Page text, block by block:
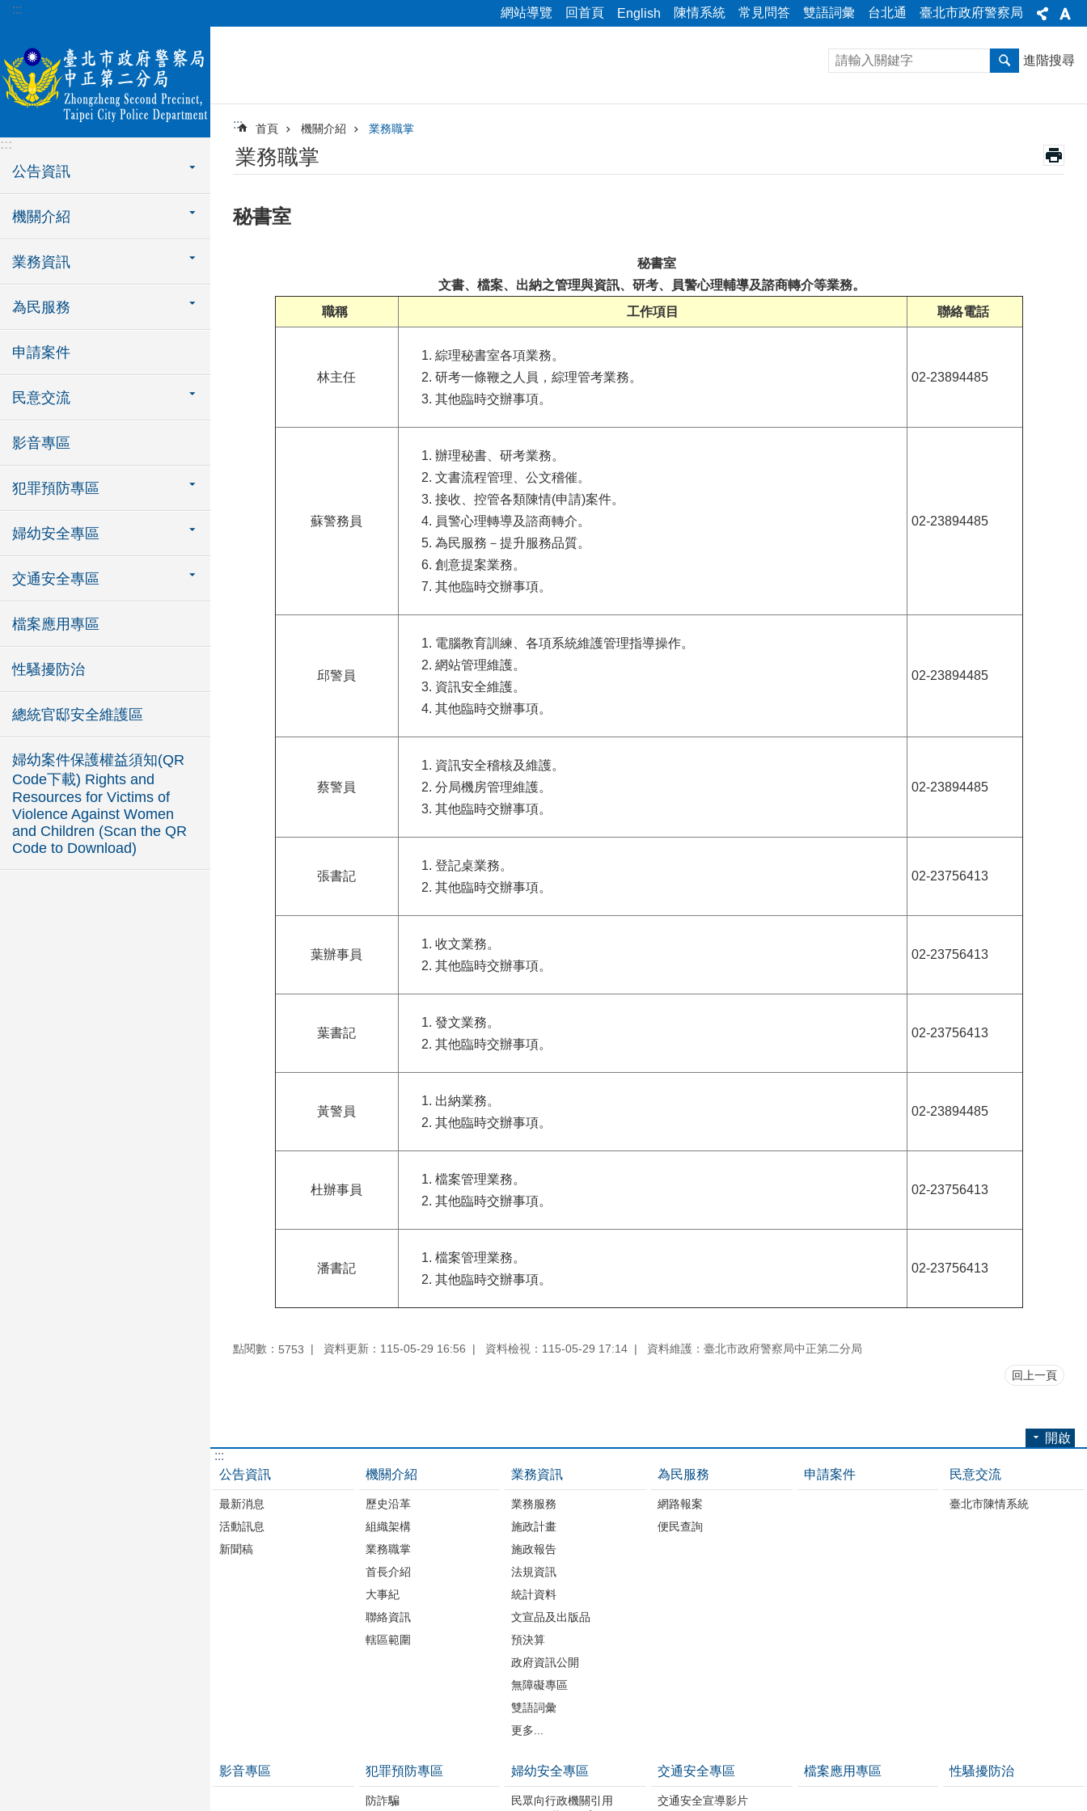
跳到主要內容區塊
::: 網站導覽 回首頁 English 陳情系統 常見問答 雙語詞彙 台北通 臺北市政府警察局
:::
公告資訊
機關介紹
業務資訊
為民服務
申請案件
民意交流
影音專區
犯罪預防專區
婦幼安全專區
交通安全專區
檔案應用專區
性騷擾防治
總統官邸安全維護區
婦幼案件保護權益須知(QR
Code下載) Rights and
Resources for Victims of
Violence Against Women
and Children (Scan the QR
Code to Download)
進階搜尋
::: 首頁 機關介紹 業務職掌
業務職掌
秘書室
職稱 工作項目 聯絡電話
秘書室
文書、檔案、出納之管理與資訊、研考、員警心理輔導及諮商轉介等業務。
林主任
綜理秘書室各項業務。
研考一條鞭之人員，綜理管考業務。
其他臨時交辦事項。
02-23894485
蘇警務員
辦理秘書、研考業務。
文書流程管理、公文稽催。
接收、控管各類陳情(申請)案件。
員警心理轉導及諮商轉介。
為民服務－提升服務品質。
創意提案業務。
其他臨時交辦事項。
02-23894485
邱警員
電腦教育訓練、各項系統維護管理指導操作。
網站管理維護。
資訊安全維護。
其他臨時交辦事項。
02-23894485
蔡警員
資訊安全稽核及維護。
分局機房管理維護。
其他臨時交辦事項。
02-23894485
張書記
登記桌業務。
其他臨時交辦事項。
02-23756413
葉辦事員
收文業務。
其他臨時交辦事項。
02-23756413
葉書記
發文業務。
其他臨時交辦事項。
02-23756413
黃警員
出納業務。
其他臨時交辦事項。
02-23894485
杜辦事員
檔案管理業務。
其他臨時交辦事項。
02-23756413
潘書記
檔案管理業務。
其他臨時交辦事項。
02-23756413
點閱數： 5753 資料更新：115-05-29 16:56 資料檢視：115-05-29 17:14 資料維護：臺北市政府警察局中正第二分局
回上一頁
開啟
:::
公告資訊
最新消息
活動訊息
新聞稿
機關介紹
歷史沿革
組織架構
業務職掌
首長介紹
大事紀
聯絡資訊
轄區範圍
業務資訊
業務服務
施政計畫
施政報告
法規資訊
統計資料
文宣品及出版品
預決算
政府資訊公開
無障礙專區
雙語詞彙
更多...
為民服務
網路報案
便民查詢
申請案件 民意交流
臺北市陳情系統
影音專區 犯罪預防專區
防詐騙
婦幼安全專區
民眾向行政機關引用
交通安全專區
交通安全宣導影片
檔案應用專區 性騷擾防治